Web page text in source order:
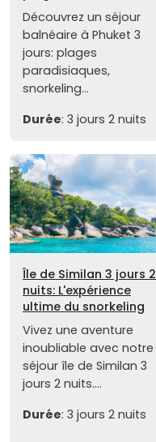
Découvrez un séjour
balnéaire à Phuket 3
jours: plages
paradisiaques,
snorkeling...
Durée: 3 jours 2 nuits
Île de Similan 3 jours 2
nuits: L'expérience
ultime du snorkeling
Vivez une aventure
inoubliable avec notre
séjour île de Similan 3
jours 2 nuits....
Durée: 3 jours 2 nuits